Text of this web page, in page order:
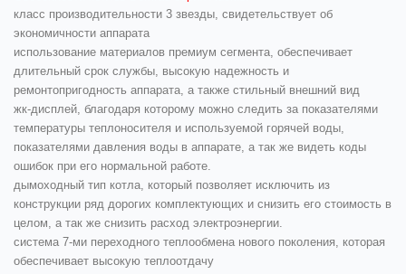
класс производительности 3 звезды, свидетельствует об
экономичности аппарата
использование материалов премиум сегмента, обеспечивает
длительный срок службы, высокую надежность и
ремонтопригодность аппарата, а также стильный внешний вид
жк-дисплей, благодаря которому можно следить за показателями
температуры теплоносителя и используемой горячей воды,
показателями давления воды в аппарате, а так же видеть коды
ошибок при его нормальной работе.
дымоходный тип котла, который позволяет исключить из
конструкции ряд дорогих комплектующих и снизить его стоимость в
целом, а так же снизить расход электроэнергии.
система 7-ми переходного теплообмена нового поколения, которая
обеспечивает высокую теплоотдачу